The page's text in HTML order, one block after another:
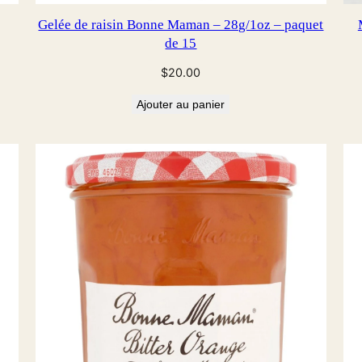
Gelée de raisin Bonne Maman – 28g/1oz – paquet
de 15
$20.00
Ajouter au panier